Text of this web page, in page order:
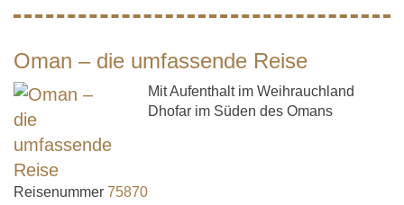
Oman – die umfassende Reise
Mit Aufenthalt im Weihrauchland
Dhofar im Süden des Omans
Reisenummer 75870